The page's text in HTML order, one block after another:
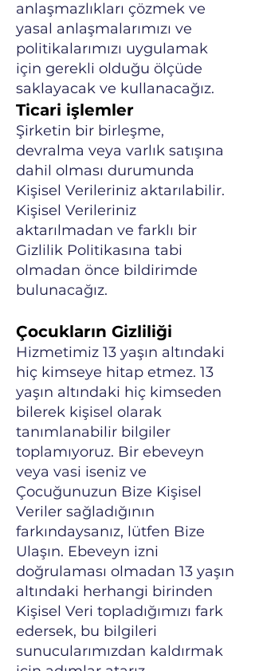
anlaşmazlıkları çözmek ve
yasal anlaşmalarımızı ve
politikalarımızı uygulamak
için gerekli olduğu ölçüde
saklayacak ve kullanacağız.
Ticari işlemler
Şirketin bir birleşme,
devralma veya varlık satışına
dahil olması durumunda
Kişisel Verileriniz aktarılabilir.
Kişisel Verileriniz
aktarılmadan ve farklı bir
Gizlilik Politikasına tabi
olmadan önce bildirimde
bulunacağız.
Çocukların Gizliliği
Hizmetimiz 13 yaşın altındaki
hiç kimseye hitap etmez. 13
yaşın altındaki hiç kimseden
bilerek kişisel olarak
tanımlanabilir bilgiler
toplamıyoruz. Bir ebeveyn
veya vasi iseniz ve
Çocuğunuzun Bize Kişisel
Veriler sağladığının
farkındaysanız, lütfen Bize
Ulaşın. Ebeveyn izni
doğrulaması olmadan 13 yaşın
altındaki herhangi birinden
Kişisel Veri topladığımızı fark
edersek, bu bilgileri
sunucularımızdan kaldırmak